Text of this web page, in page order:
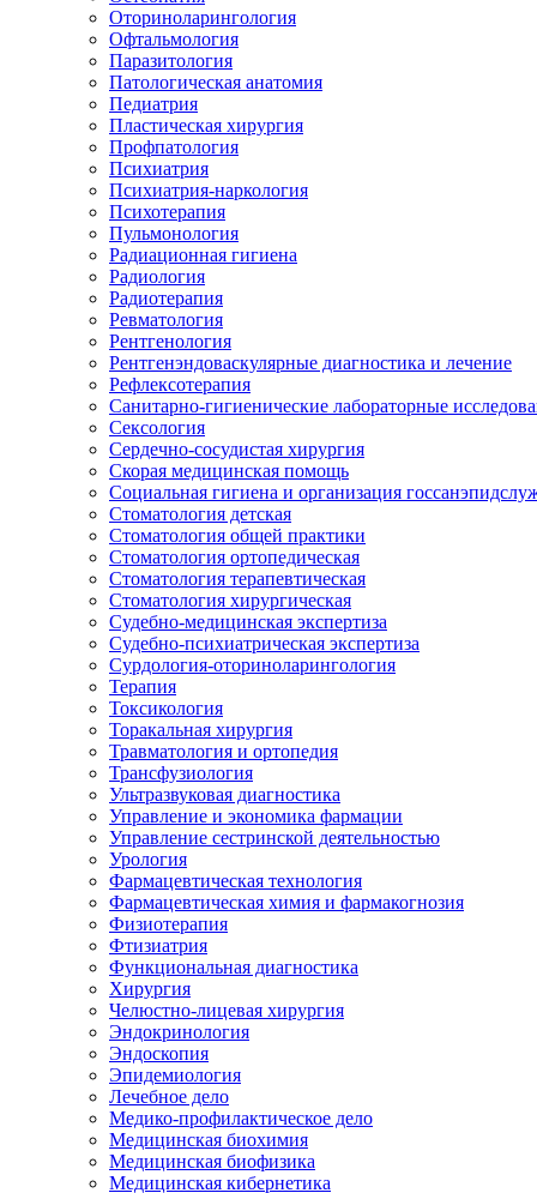
Оториноларингология
Офтальмология
Паразитология
Патологическая анатомия
Педиатрия
Пластическая хирургия
Профпатология
Психиатрия
Психиатрия-наркология
Психотерапия
Пульмонология
Радиационная гигиена
Радиология
Радиотерапия
Ревматология
Рентгенология
Рентгенэндоваскулярные диагностика и лечение
Рефлексотерапия
Санитарно-гигиенические лабораторные
Сексология
Сердечно-сосудистая хирургия
Скорая медицинская помощь
Социальная гигиена и организация
Стоматология детская
Стоматология общей практики
Стоматология ортопедическая
Стоматология терапевтическая
Стоматология хирургическая
Судебно-медицинская экспертиза
Судебно-психиатрическая экспертиза
Сурдология-оториноларингология
Терапия
Токсикология
Торакальная хирургия
Травматология и ортопедия
Трансфузиология
Ультразвуковая диагностика
Управление и экономика фармации
Управление сестринской деятельностью
Урология
Фармацевтическая технология
Фармацевтическая химия и фармакогнозия
Физиотерапия
Фтизиатрия
Функциональная диагностика
Хирургия
Челюстно-лицевая хирургия
Эндокринология
Эндоскопия
Эпидемиология
Лечебное дело
Медико-профилактическое дело
Медицинская биохимия
Медицинская биофизика
Медицинская кибернетика